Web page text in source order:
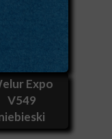
Expo
V549